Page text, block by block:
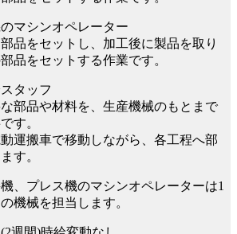
マシンオペレーター
品をセットし、加工後に製品を取り
品をセットする作業です。
タッフ
部品や材料を、生産機械のもとまで
す。
運搬車で移動しながら、各工程へ部
す。
、プレス機のマシンオペレーターは1
機械を担当します。